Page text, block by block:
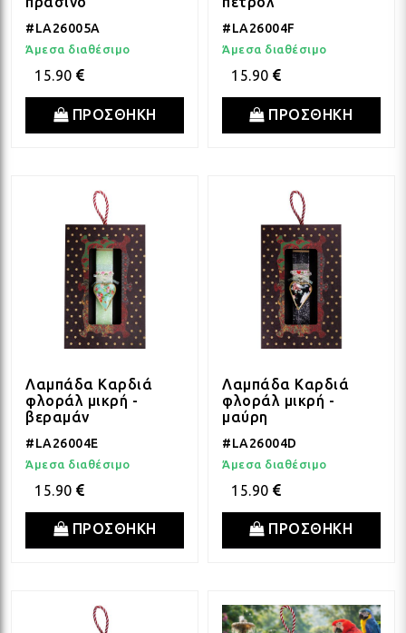
#LA26005A
Άμεσα διαθέσιμο
15.90
ΠΡΟΣΘΗΚΗ
#LA26004F
Άμεσα διαθέσιμο
15.90
ΠΡΟΣΘΗΚΗ
Λαμπάδα Καρδιά
φλοράλ μικρή -
βεραμάν
#LA26004E
Άμεσα διαθέσιμο
15.90
ΠΡΟΣΘΗΚΗ
Λαμπάδα Καρδιά
φλοράλ μικρή -
μαύρη
#LA26004D
Άμεσα διαθέσιμο
15.90
ΠΡΟΣΘΗΚΗ